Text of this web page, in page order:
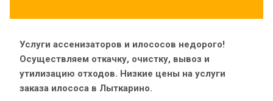
Услуги ассенизаторов и илососов недорого!
Осуществляем откачку, очистку, вывоз и
утилизацию отходов. Низкие цены на услуги
заказа илососа в Лыткарино.